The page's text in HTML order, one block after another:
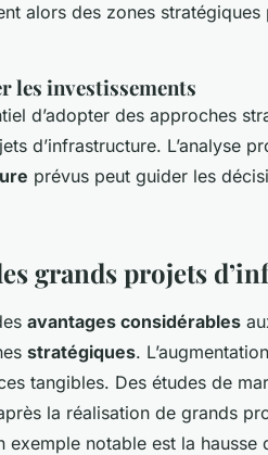
alors des zones stratégiques
les investissements
d’adopter des approches
d’infrastructure. L’analyse
prévus peut guider les
grands projets
avantages considérables
stratégiques.
tangibles. Des études de
la réalisation de grands
notable est la hausse